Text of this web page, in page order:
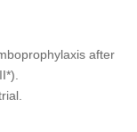
after